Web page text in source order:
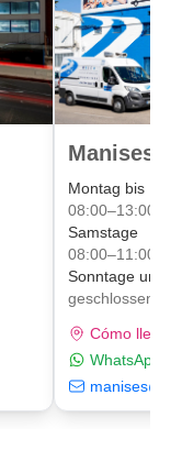
Manises
Montag bis
08:00–13:00
Samstage
08:00–11:00
Sonntage und
geschlossen
Cómo llegar
WhatsApp: